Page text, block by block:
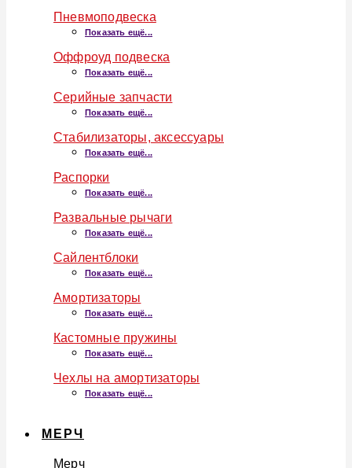
Пневмоподвеска
Показать ещё...
Оффроуд подвеска
Показать ещё...
Серийные запчасти
Показать ещё...
Стабилизаторы, аксессуары
Показать ещё...
Распорки
Показать ещё...
Развальные рычаги
Показать ещё...
Сайлентблоки
Показать ещё...
Амортизаторы
Показать ещё...
Кастомные пружины
Показать ещё...
Чехлы на амортизаторы
Показать ещё...
МЕРЧ
Мерч